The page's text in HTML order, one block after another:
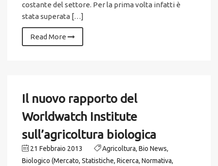
costante del settore. Per la prima volta infatti è
stata superata […]
Read More
Il nuovo rapporto del
Worldwatch Institute
sull’agricoltura biologica
21 Febbraio 2013 Agricoltura, Bio News,
Biologico (Mercato, Statistiche, Ricerca, Normativa,